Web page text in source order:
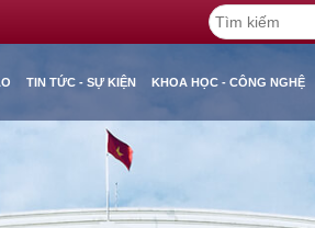
TIN TỨC - SỰ KIỆN KHOA HỌC - CÔNG NGHỆ